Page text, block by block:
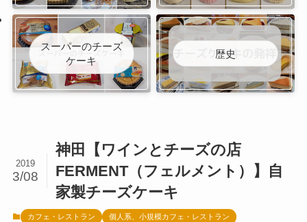
スーパーのチーズ
ケーキ
歴史
神田【ワインとチーズの店
FERMENT（フェルメント）】自
家製チーズケーキ
2019
3/08
カフェ・レストラン
個人系、小規模カフェ・レストラン